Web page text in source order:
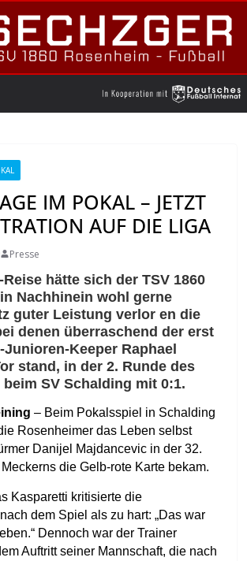
IM POKAL – JETZT
AUF DIE LIGA
Presse
hätte sich der TSV 1860
Nachhinein wohl gerne
guter Leistung verlor en die
denen überraschend der erst
Junioren-Keeper Raphael
stand, in der 2. Runde des
SV Schalding mit 0:1.
– Beim Pokalsspiel in Schalding
Rosenheimer das Leben selbst
Danijel Majdancevic in der 32.
die Gelb-rote Karte bekam.
Kasparetti kritisierte die
dem Spiel als zu hart: „Das war
Dennoch war der Trainer
Auftritt seiner Mannschaft, die nach